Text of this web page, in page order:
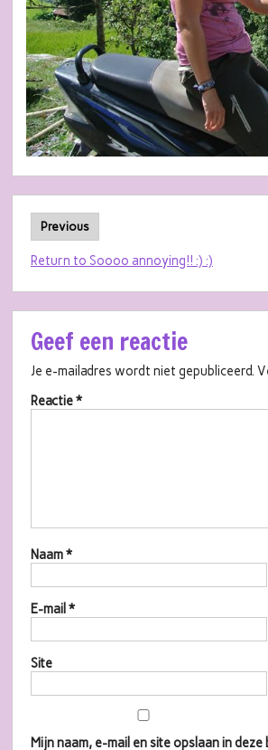
Previous
Return to Soooo annoying!! :) :)
Geef een reactie
Je e-mailadres wordt niet gepubliceerd.
Reactie*
Naam*
E-mail *
Site
Mijn naam, e-mail en site opslaan in